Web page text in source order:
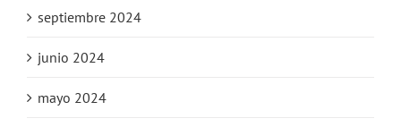
septiembre 2024
junio 2024
mayo 2024